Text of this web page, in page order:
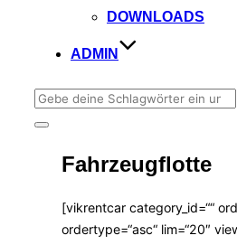
DOWNLOADS
ADMIN
Suchen
nach:
Seitenleiste
Navigation
umschalten
Fahrzeugflotte
[vikrentcar category_id=““
ordertype=“asc“ lim=“20″